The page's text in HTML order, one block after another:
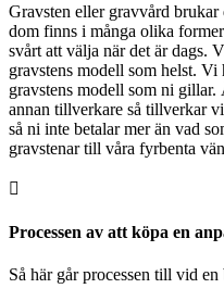
Gravsten eller gravvård
dom finns i många olika
svårt att välja när det är dags.
gravstens modell som helst.
gravstens modell som ni
annan tillverkare så tillverkar
så ni inte betalar mer än vad
gravstenar till våra fyrbenta

Processen av att köpa en
Så här går processen till vid en